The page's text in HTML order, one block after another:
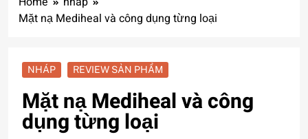
Mặt nạ Mediheal và công dụng từng loại
NHÁP REVIEW SẢN PHẨM
Mặt nạ Mediheal và công
dụng từng loại